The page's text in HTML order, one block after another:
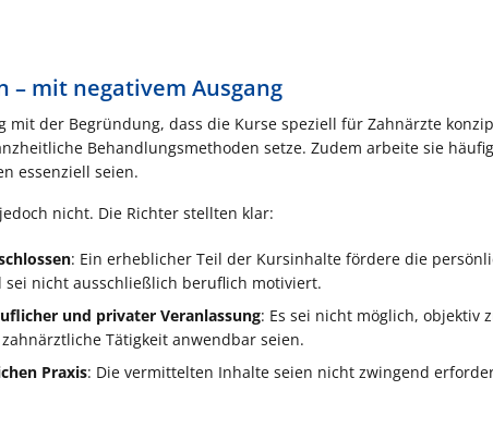
– mit negativem Ausgang
mit der Begründung, dass die Kurse speziell für Zahnärzte
Behandlungsmethoden setze. Zudem arbeite sie
essenziell seien.
nicht. Die Richter stellten klar:
: Ein erheblicher Teil der Kursinhalte fördere die
nicht ausschließlich beruflich motiviert.
und privater Veranlassung: Es sei nicht möglich, objektiv
Tätigkeit anwendbar seien.
Praxis: Die vermittelten Inhalte seien nicht zwingend